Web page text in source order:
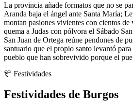
La provincia añade formatos que no se
Aranda baja el ángel ante Santa María;
montan pasiones vivientes con cientos de
quema a Judas con pólvora el Sábado
San Juan de Ortega reúne pendones de
santuario que el propio santo levantó
pueblo que han sobrevivido porque el
🎊 Festividades
Festividades de Burgos